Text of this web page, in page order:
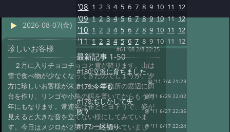
2026-08-07(金)
珍しいお客様 #61 '08 2/8 22:25
２月に入りチョコチョコと雪が降ります。山は
雪で食べ物が少なくなってきたのでしょうか。夕
方に珍しいお客様が来ました。事務所の窓辺に餌
台を作り、リンゴや小鳥の餌を置いてからもう何
年にもなります。常連客は雀とヒヨドリで、姿が
見えると大きな音を立てない様にしてみていま
す。今日はメジロが２羽リンゴを食べていまし
'08 1 2 3 4 5 6 7 8 9 10 11 12
'09 1 2 3 4 5 6 7 8 9 10 11 12
'10 1 2 3 4 5 6 7 8 9 10 11 12
'11 1 2 3 4 5 6 7 8 9 10 11 12
最新記事1-50
#180:立派に育ちました。
@ '11 7/4 21:23
#179:今年も
@ '11 6/29 22:02
#178:もしかして失
敗？
@ '11 6/27 22:35
#177:一区切り @ '11 6/17 22:24